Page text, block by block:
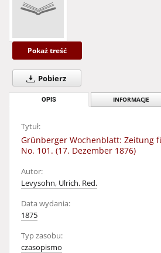
Pokaż treść
Pobierz
OPIS INFORMACJE
Tytuł:
Grünberger Wochenblatt: Zeitung
No. 101. (17. Dezember 1876)
Autor:
Levysohn, Ulrich. Red.
Data wydania:
1875
Typ zasobu:
czasopismo